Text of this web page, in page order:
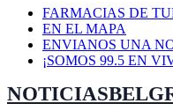
FARMACIAS DE
EN EL MAPA
ENVIANOS UNA
¡SOMOS 99.5 EN